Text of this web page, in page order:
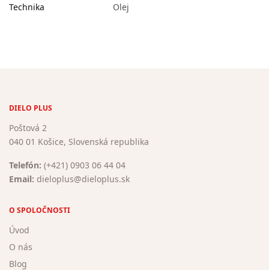
Technika Olej
DIELO PLUS
Poštová 2
040 01 Košice, Slovenská republika
Telefón: (+421) 0903 06 44 04
Email: dieloplus@dieloplus.sk
O SPOLOČNOSTI
Úvod
O nás
Blog